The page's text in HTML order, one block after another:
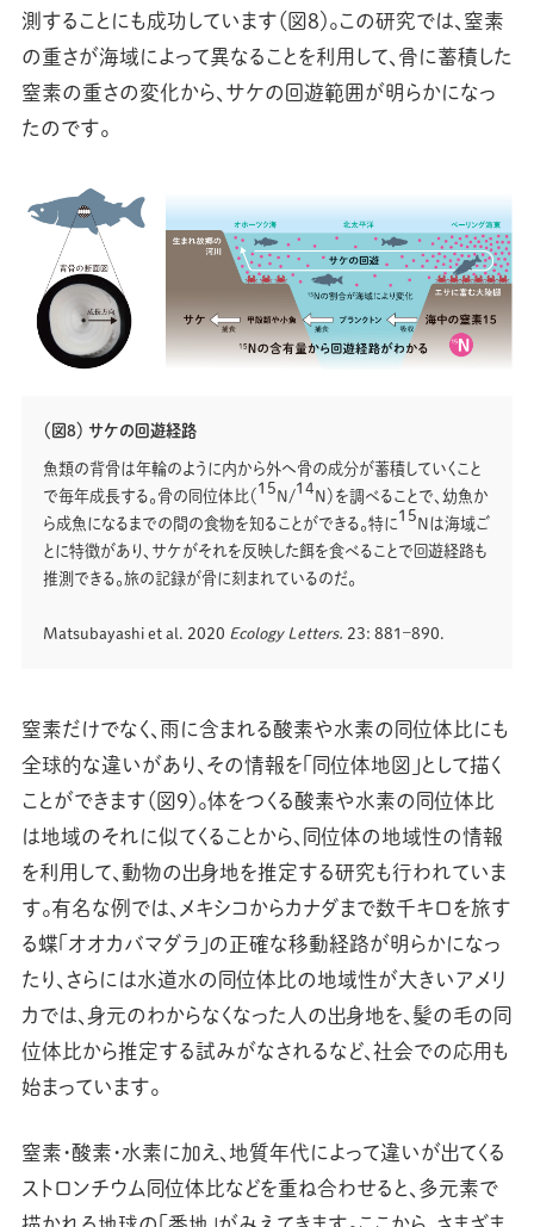
測することにも成功しています（図8）。この研究では、窒素
の重さが海域によって異なることを利用して、骨に蓄積した
窒素の重さの変化から、サケの回遊範囲が明らかになっ
たのです。
（図8） サケの回遊経路
魚類の背骨は年輪のように内から外へ骨の成分が蓄積していくこと
で毎年成長する。骨の同位体比（15N/14N）を調べることで、幼魚か
ら成魚になるまでの間の食物を知ることができる。特に15Nは海域ご
とに特徴があり、サケがそれを反映した餌を食べることで回遊経路も
推測できる。旅の記録が骨に刻まれているのだ。
Matsubayashi et al. 2020 Ecology Letters. 23: 881‒890.
窒素だけでなく、雨に含まれる酸素や水素の同位体比にも
全球的な違いがあり、その情報を「同位体地図」として描く
ことができます（図９）。体をつくる酸素や水素の同位体比
は地域のそれに似てくることから、同位体の地域性の情報
を利用して、動物の出身地を推定する研究も行われていま
す。有名な例では、メキシコからカナダまで数千キロを旅す
る蝶「オオカバマダラ」の正確な移動経路が明らかになっ
たり、さらには水道水の同位体比の地域性が大きいアメリ
カでは、身元のわからなくなった人の出身地を、髪の毛の同
位体比から推定する試みがなされるなど、社会での応用も
始まっています。
窒素・酸素・水素に加え、地質年代によって違いが出てくる
ストロンチウム同位体比などを重ね合わせると、多元素で
9/19(土)